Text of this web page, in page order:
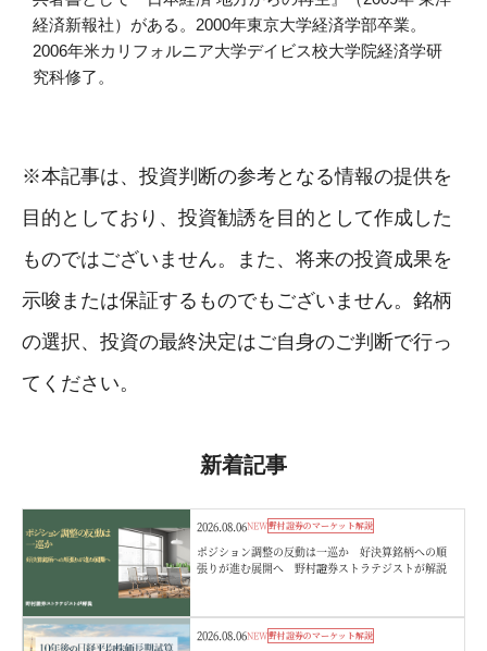
経済新報社）がある。2000年東京大学経済学部卒業。
2006年米カリフォルニア大学デイビス校大学院経済学研
究科修了。
※本記事は、投資判断の参考となる情報の提供を
目的としており、投資勧誘を目的として作成した
ものではございません。また、将来の投資成果を
示唆または保証するものでもございません。銘柄
の選択、投資の最終決定はご自身のご判断で行っ
てください。
新着記事
2026.08.06NEW野村證券のマーケット解説
ポジション調整の反動は一巡か 好決算銘柄への順
張りが進む展開へ 野村證券ストラテジストが解説
2026.08.06NEW野村證券のマーケット解説